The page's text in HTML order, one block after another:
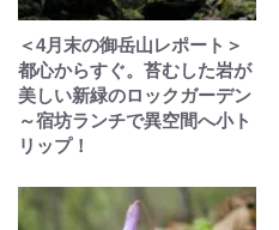
＜4月末の御岳山レポート＞
都心からすぐ。苔むした岩が
美しい新緑のロックガーデン
～宿坊ランチで異空間へ小ト
リップ！